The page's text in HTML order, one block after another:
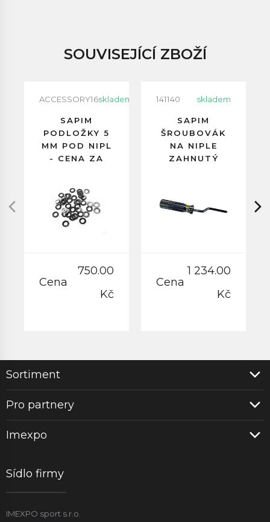
SOUVISEJÍCÍ ZBOŽÍ
ACCESSORY16skladem
SAPIM
PODLOŽKY 5
MM POD NIPL
- CENA ZA
Cena
750.00
Kč
141140 skladem
SAPIM
ŠROUBOVÁK
NA NIPLE
ZAHNUTÝ
Cena
1 234.00
Kč
Sortiment
Pro partnery
Imexpo
Sídlo firmy
IMEXPO sport s.r.o.